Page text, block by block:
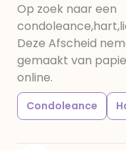
Op zoek naar een
Deze Afscheid
gemaakt van
online.
Condoleance